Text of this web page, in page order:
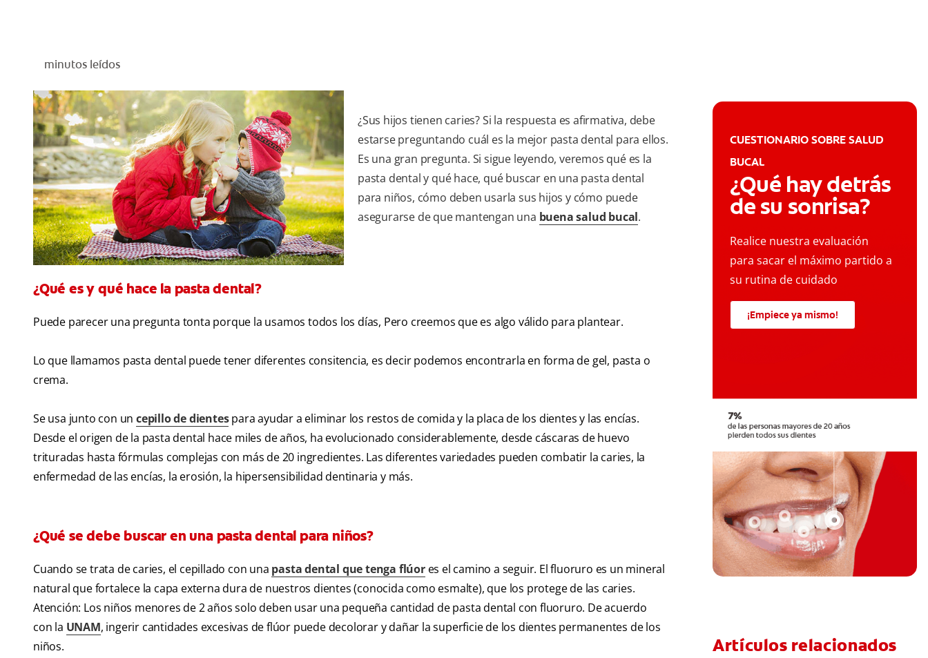
minutos leídos
¿Sus hijos tienen caries? Si la respuesta es afirmativa, debe
estarse preguntando cuál es la mejor pasta dental para ellos.
Es una gran pregunta. Si sigue leyendo, veremos qué es la
pasta dental y qué hace, qué buscar en una pasta dental
para niños, cómo deben usarla sus hijos y cómo puede
asegurarse de que mantengan una buena salud bucal.
¿Qué es y qué hace la pasta dental?
Puede parecer una pregunta tonta porque la usamos todos los días, Pero creemos que es algo válido para plantear.
Lo que llamamos pasta dental puede tener diferentes consitencia, es decir podemos encontrarla en forma de gel, pasta o
crema.
Se usa junto con un cepillo de dientespara ayudar a eliminar los restos de comida y la placa de los dientes y las encías.
Desde el origen de la pasta dental hace miles de años, ha evolucionado considerablemente, desde cáscaras de huevo
trituradas hasta fórmulas complejas con más de 20 ingredientes. Las diferentes variedades pueden combatir la caries, la
enfermedad de las encías, la erosión, la hipersensibilidad dentinaria y más.
¿Qué se debe buscar en una pasta dental para niños?
Cuando se trata de caries, el cepillado con una pasta dental que tenga flúores el camino a seguir. El fluoruro es un mineral
natural que fortalece la capa externa dura de nuestros dientes (conocida como esmalte), que los protege de las caries.
Atención: Los niños menores de 2 años solo deben usar una pequeña cantidad de pasta dental con fluoruro. De acuerdo
con la UNAM, ingerir cantidades excesivas de flúor puede decolorar y dañar la superficie de los dientes permanentes de los
niños.
CUESTIONARIO SOBRE SALUD
BUCAL
¿Qué hay detrás
de su sonrisa?
Realice nuestra evaluación
para sacar el máximo partido a
su rutina de cuidado
¡Empiece ya mismo!
Artículos relacionados